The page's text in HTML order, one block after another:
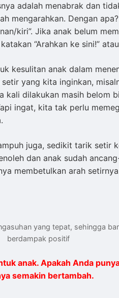
adalah menabrak dan
mengarahkan. Dengan
kiri”. Jika anak belum
“Arahkan ke sini!”
kesulitan anak dalam
yang kita inginkan,
kali dilakukan masih belom
ingat, kita tak perlu
juga, sedikit tarik setir
dan anak sudah
membetulkan arah
yang tepat, sehingga
berdampak positif
anak. Apakah Anda
semakin bertambah.